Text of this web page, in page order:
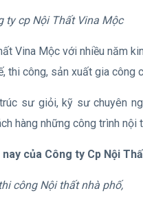
ty cp Nội Thất Vina Mộc
Vina Mộc với nhiều năm
thi công, sản xuất gia công
sư giỏi, kỹ sư chuyên
hàng những công trình
của Công ty Cp Nội
công Nội thất nhà phố,